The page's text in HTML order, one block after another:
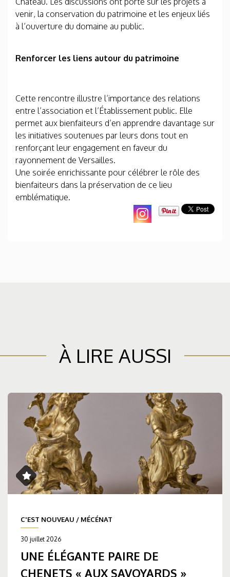
venir, la conservation du patrimoine et les enjeux liés
à l’ouverture du domaine au public.
Renforcer les liens autour du patrimoine
Cette rencontre illustre l’importance des relations
entre l’association et l’Établissement public. Elle
permet aux bienfaiteurs d’en apprendre davantage sur
les initiatives soutenues par leurs dons tout en
renforçant leur engagement en faveur du
rayonnement de Versailles.
Une soirée enrichissante pour célébrer le rôle des
bienfaiteurs dans la préservation de ce lieu
emblématique.
À LIRE AUSSI
C'EST NOUVEAU / MÉCÉNAT
30 juillet 2026
UNE ÉLÉGANTE PAIRE DE
CHENETS « AUX SAVOYARDS »